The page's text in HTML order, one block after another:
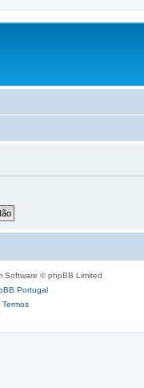
Software © phpBB Limited
Portugal
Termos